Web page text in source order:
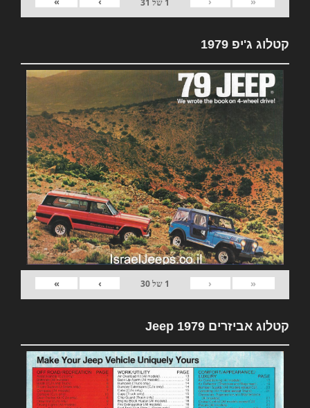
קטלוג ג'יפ 1979
«
‹
1 של30
›
»
קטלוג אביזרים 1979 Jeep